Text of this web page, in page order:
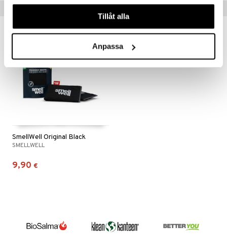
våra cookies vid fortsatt användande av vår webbplats.
Tillåt alla
Anpassa
SmellWell Original Black
SMELLWELL
9,90 €